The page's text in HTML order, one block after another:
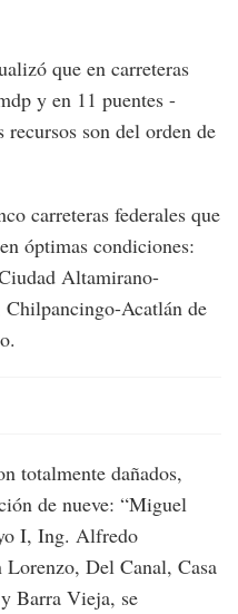
que en carreteras
y en 11 puentes -
son del orden de
carreteras federales que
óptimas condiciones:
Altamirano-
Acatlán de
totalmente dañados,
de nueve: “Miguel
I, Ing. Alfredo
Del Canal, Casa
Barra Vieja, se